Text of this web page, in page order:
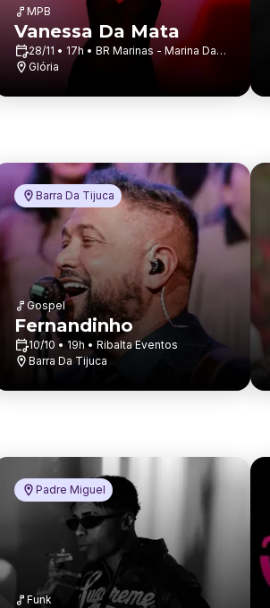
MPB
Vanessa Da Mata
28/11 • 17h • BR Marinas - Marina Da
Glória
Glória
Barra Da Tijuca
Gospel
Fernandinho
10/10 • 19h • Ribalta Eventos
Barra Da Tijuca
Padre Miguel
Funk